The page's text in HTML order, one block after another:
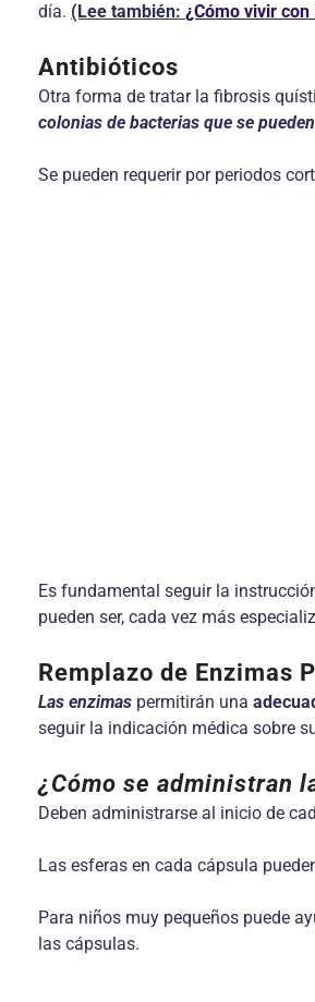
día. (Lee también: ¿Cómo vivir
Antibióticos
Otra forma de tratar la fibrosis
colonias de bacterias que se
Se pueden requerir por periodos
Es fundamental seguir la
pueden ser, cada vez más
Remplazo de Enzimas
Las enzimas permitirán una
seguir la indicación médica sobre
¿Cómo se administran
Deben administrarse al inicio de
Las esferas en cada cápsula
Para niños muy pequeños puede
las cápsulas.